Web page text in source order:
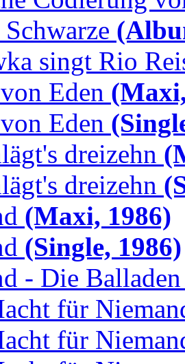
singt Rio
Eden
Eden
dreizehn
dreizehn
(Maxi, 1986)
(Single, 1986)
- Die Balladen
für
für